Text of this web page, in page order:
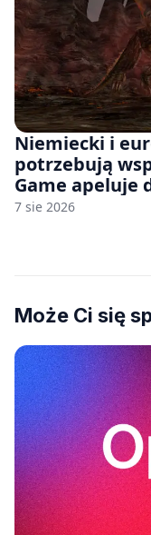
Niemiecki i
potrzebują
Game apeluje
7 sie 2026
Może Ci się